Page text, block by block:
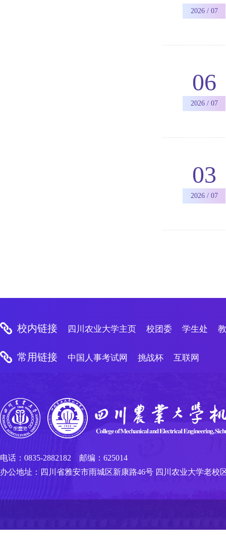
2026 / 07
06
2026 / 07
03
2026 / 07
校内链接 四川农业大学主页 校团委 学生处
常用链接 中国人事考试网 挑战杯 互联网
电话：0835-2882182 邮编：625014
办公地址：四川省雅安市雨城区新康路46号 四川农业大学老校